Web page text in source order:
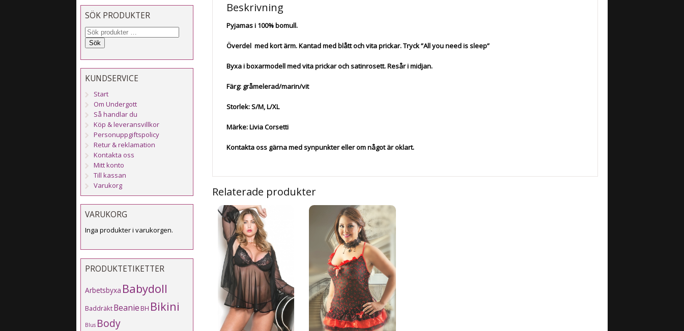
Beskrivning
Pyjamas i 100% bomull.
Överdel med kort ärm. Kantad med blått och vita prickar. Tryck ”All you need is sleep”
Byxa i boxarmodell med vita prickar och satinrosett. Resår i midjan.
Färg: gråmelerad/marin/vit
Storlek: S/M, L/XL
Märke: Livia Corsetti
Kontakta oss gärna med synpunkter eller om något är oklart.
Relaterade produkter
SÖK PRODUKTER
Sök
KUNDSERVICE
Start
Om Undergott
Så handlar du
Köp & leveransvillkor
Personuppgiftspolicy
Retur & reklamation
Kontakta oss
Mitt konto
Till kassan
Varukorg
VARUKORG
Inga produkter i varukorgen.
PRODUKTETIKETTER
Arbetsbyxa Babydoll
BaddräktBeanieBH Bikini
Blus Body